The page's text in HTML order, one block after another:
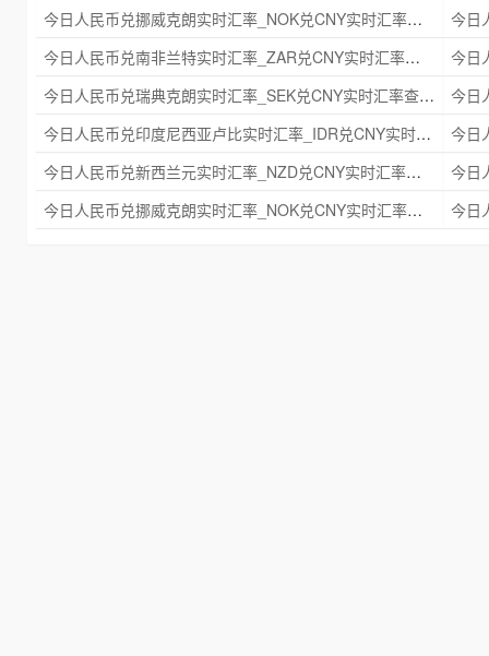
今日人民币兑挪威克朗实时汇率_NOK兑CNY实时汇率查询 2025年09月21日
今日人民币兑南非兰特实时汇率_ZAR兑CNY实时汇率查询 2025年09月21日
今日人民币兑瑞典克朗实时汇率_SEK兑CNY实时汇率查询 2025年09月21日
今日人民币兑印度尼西亚卢比实时汇率_IDR兑CNY实时汇率查询 2025年09月21日
今日人民币兑新西兰元实时汇率_NZD兑CNY实时汇率查询 2025年09月21日
今日人民币兑挪威克朗实时汇率_NOK兑CNY实时汇率查询 2025年09月21日